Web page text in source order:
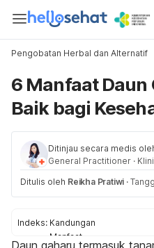
Pengobatan Herbal dan Alternatif
6 Manfaat Daun
Baik bagi
Ditinjau secara medis
General Practitioner ·
Ditulis oleh Reikha Pratiwi ·
Indeks: Kandungan
Manfaat
Daun gaharu termasuk